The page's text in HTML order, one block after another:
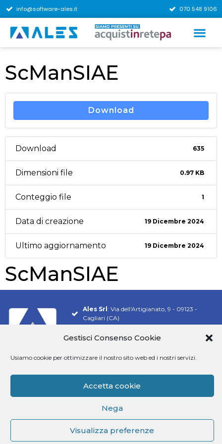
Gestisci Consenso Cookie
Usiamo cookie per ottimizzare il nostro sito web ed i nostri servizi.
Accetta cookie
Nega
Visualizza preferenze
info@software-ales.it 070 548 9106
ScManSIAE
Download
Download 635
Dimensioni file 0.97 KB
Conteggio file 1
Data di creazione 19 Dicembre 2024
Ultimo aggiornamento 19 Dicembre 2024
ScManSIAE
Ales Srl : Via dell'Artigianato, 9 - 09123 -
Cagliari (CA)
Pec:alesconcorsi@legalmail.it
Siamo presenti su